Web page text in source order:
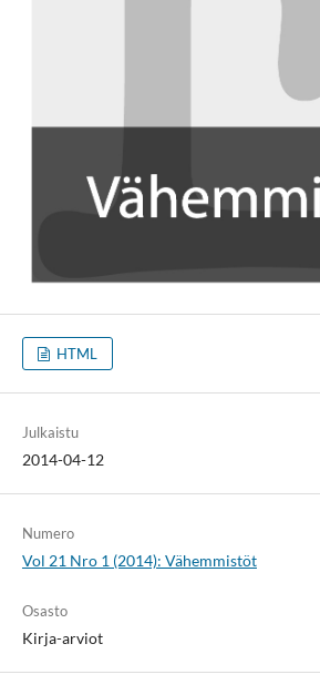
HTML
Julkaistu
2014-04-12
Numero
Vol 21 Nro 1 (2014): Vähemmistöt
Osasto
Kirja-arviot